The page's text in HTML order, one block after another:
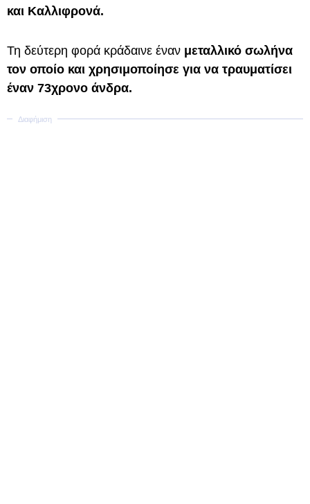
και Καλλιφρονά.
Τη δεύτερη φορά κράδαινε έναν μεταλλικό σωλήνα
τον οποίο και χρησιμοποίησε για να τραυματίσει
έναν 73χρονο άνδρα.